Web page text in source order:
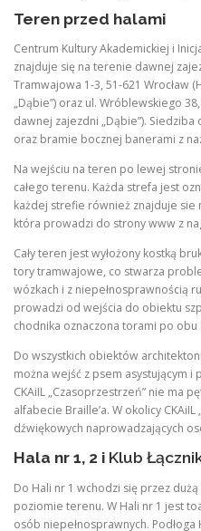
Teren przed halami
Centrum Kultury Akademickiej i
znajduje się na terenie dawnej
Tramwajowa 1-3, 51-621 Wrocław
„Dąbie”) oraz ul. Wróblewskiego
dawnej zajezdni „Dąbie”).
oraz bramie bocznej banerami z
Na wejściu na teren po lewej
całego terenu. Każda strefa jest
każdej strefie również znajduje sie
która prowadzi do strony www z
Cały teren jest wyłożony kostką
tory tramwajowe, co stwarza
wózkach i z niepełnosprawnością
prowadzi od wejścia do obiektu
chodnika oznaczona torami po obu
Do wszystkich obiektów
można wejść z psem asystującym
CKAiIL „Czasoprzestrzeń” nie ma
alfabecie Braille’a. W okolicy
dźwiękowych naprowadzających
Hala nr 1, 2 i Klub
Do Hali nr 1 wchodzi się przez
poziomie terenu. W Hali nr 1 jest
osób niepełnosprawnych.